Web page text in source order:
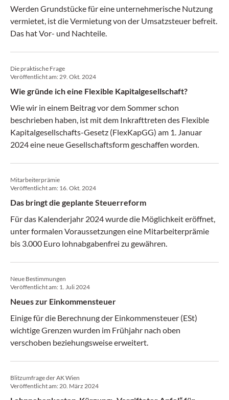
Werden Grundstücke für eine unternehmerische Nutzung
vermietet, ist die Vermietung von der Umsatzsteuer befreit.
Das hat Vor- und Nachteile.
Die praktische Frage
Veröffentlicht am:29. Okt. 2024
Wie gründe ich eine Flexible Kapitalgesellschaft?
Wie wir in einem Beitrag vor dem Sommer schon
beschrieben haben, ist mit dem Inkrafttreten des Flexible
Kapitalgesellschafts-Gesetz (FlexKapGG) am 1. Januar
2024 eine neue Gesellschaftsform geschaffen worden.
Mitarbeiterprämie
Veröffentlicht am: 16. Okt. 2024
Das bringt die geplante Steuerreform
Für das Kalenderjahr 2024 wurde die Möglichkeit eröffnet,
unter formalen Voraussetzungen eine Mitarbeiterprämie
bis 3.000 Euro lohnabgabenfrei zu gewähren.
Neue Bestimmungen
Veröffentlicht am: 1. Juli 2024
Neues zur Einkommensteuer
Einige für die Berechnung der Einkommensteuer (ESt)
wichtige Grenzen wurden im Frühjahr nach oben
verschoben beziehungsweise erweitert.
Blitzumfrage der AK Wien
Veröffentlicht am:20. März 2024